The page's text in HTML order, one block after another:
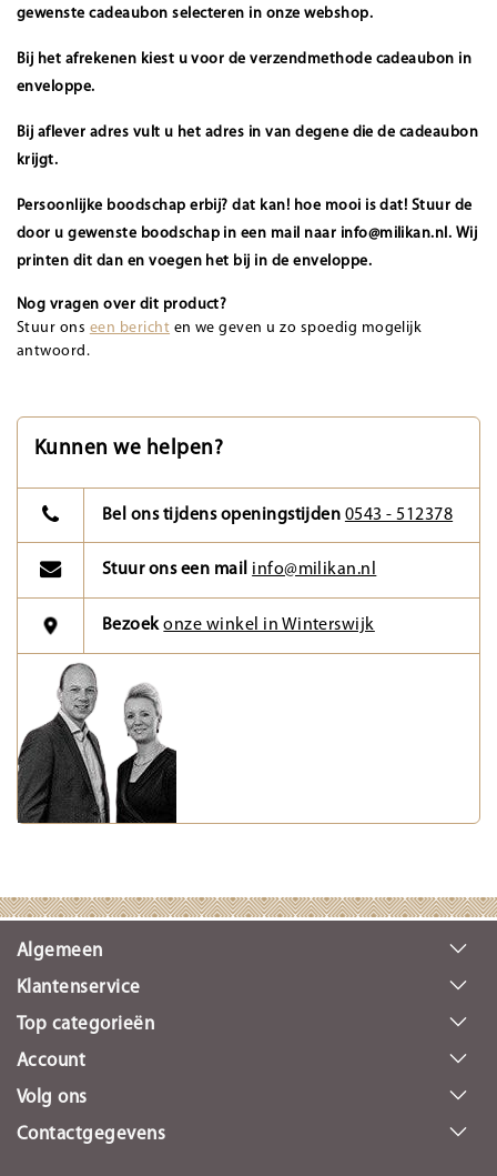
gewenste cadeaubon selecteren in onze webshop.
Bij het afrekenen kiest u voor de verzendmethode cadeaubon in
enveloppe.
Bij aflever adres vult u het adres in van degene die de cadeaubon
krijgt.
Persoonlijke boodschap erbij? dat kan! hoe mooi is dat! Stuur de
door u gewenste boodschap in een mail naar info@milikan.nl . Wij
printen dit dan en voegen het bij in de enveloppe.
Nog vragen over dit product?
Stuur ons een bericht en we geven u zo spoedig mogelijk
antwoord.
Kunnen we helpen?
Bel ons tijdens openingstijden 0543 - 512378
Stuur ons een mail info@milikan.nl
Bezoekonze winkel in Winterswijk
Algemeen
Klantenservice
Top categorieën
Account
Volg ons
Contactgegevens